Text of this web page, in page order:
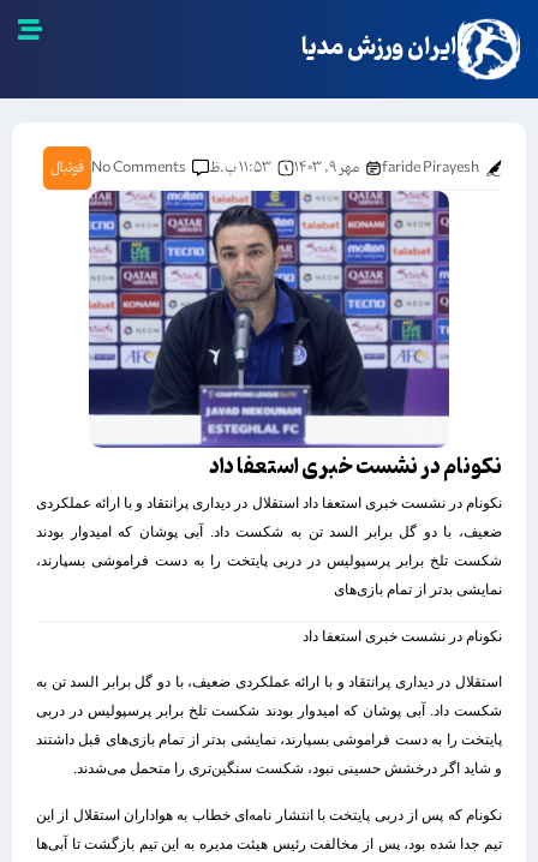
ایران ورزش مدیا
faride Pirayesh مهر ۹, ۱۴۰۳ ۱۱:۵۳ ب.ظ No Comments فوتبال
نکونام در نشست خبری استعفا داد
نکونام در نشست خبری استعفا داد استقلال در دیداری پرانتقاد و با ارائه عملکردی
ضعیف، با دو گل برابر السد تن به شکست داد. آبی پوشان که امیدوار بودند
شکست تلخ برابر پرسپولیس در دربی پایتخت را به دست فراموشی بسپارند،
نمایشی بدتر از تمام بازی‌های
نکونام در نشست خبری استعفا داد
استقلال در دیداری پرانتقاد و با ارائه عملکردی ضعیف، با دو گل برابر السد تن به
شکست داد. آبی پوشان که امیدوار بودند شکست تلخ برابر پرسپولیس در دربی
پایتخت را به دست فراموشی بسپارند، نمایشی بدتر از تمام بازی‌های قبل داشتند
و شاید اگر درخشش حسینی نبود، شکست سنگین‌تری را متحمل می‌شدند.
نکونام که پس از دربی پایتخت با انتشار نامه‌ای خطاب به هواداران استقلال از این
تیم جدا شده بود، پس از مخالفت رئیس هیئت مدیره به این تیم بازگشت تا آبی‌ها